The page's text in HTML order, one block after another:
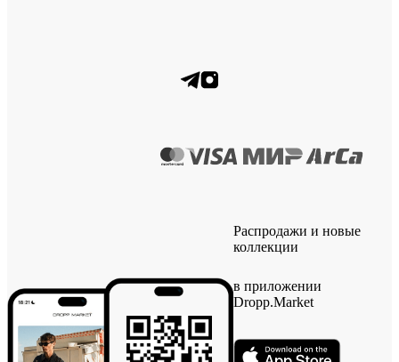
Распродажи и новые
коллекции
в приложении
Dropp.Market